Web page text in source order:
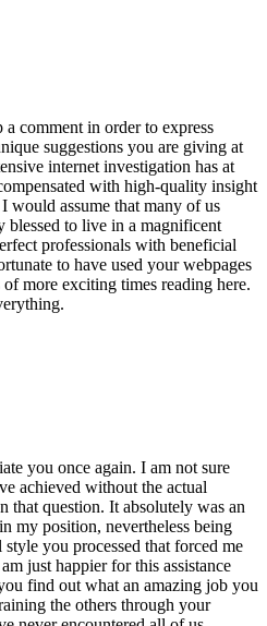
comment in order to express
suggestions you are giving at
internet investigation has at
with high-quality insight
would assume that many of us
blessed to live in a magnificent
professionals with beneficial
to have used your webpages
more exciting times reading here.
you once again. I am not sure
achieved without the actual
that question. It absolutely was an
my position, nevertheless being
style you processed that forced me
just happier for this assistance
find out what an amazing job you
the others through your